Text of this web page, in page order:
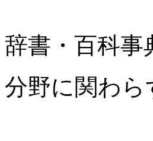
辞書・百科事
分野に関わ